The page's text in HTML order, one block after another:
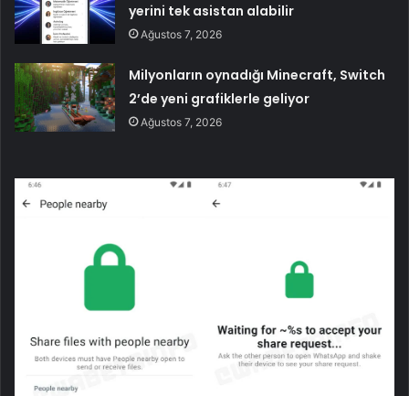
yerini tek asistan alabilir
Ağustos 7, 2026
Milyonların oynadığı Minecraft, Switch
2’de yeni grafiklerle geliyor
Ağustos 7, 2026